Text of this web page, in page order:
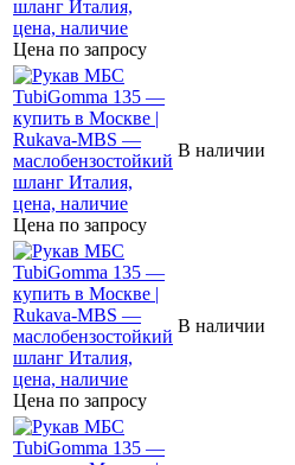
Цена по запросу
Цена по запросу
В наличии
Цена по запросу
В наличии